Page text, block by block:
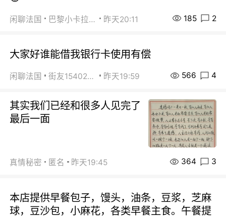
闲聊法国 巴黎小卡拉咪 昨天20:11 185 2
大家好谁能借我银行卡使用有偿
闲聊法国 街友15402223 昨天19:59 566 4
其实我们已经和很多人见完了
最后一面
真情秘密 匿名 昨天19:45 364 3
本店提供早餐包子，馒头，油条，豆浆，芝麻
球，豆沙包，小麻花，各类早餐主食。午餐提